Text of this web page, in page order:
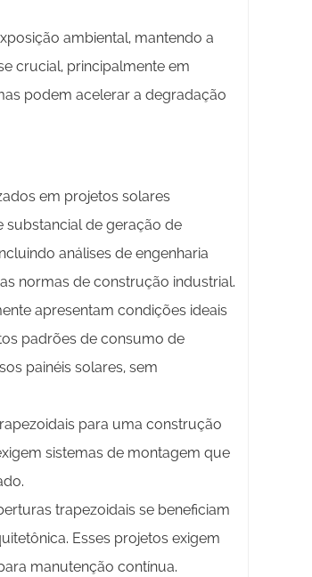
ambiental, mantendo a
crucial, principalmente em
podem acelerar a degradação
em projetos solares
substancial de geração de
análises de engenharia
normas de construção industrial.
apresentam condições ideais
padrões de consumo de
painéis solares, sem
para uma construção
sistemas de montagem que
trapezoidais se beneficiam
Esses projetos exigem
manutenção contínua.